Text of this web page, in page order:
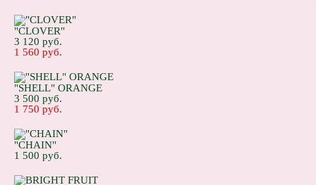
"CLOVER"
3 120 pуб.
1 560 pуб.
"SHELL" ORANGE
3 500 pуб.
1 750 pуб.
"CHAIN"
1 500 pуб.